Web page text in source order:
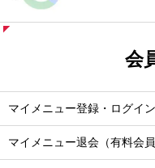
会
マイメニュー登録・ログイン
マイメニュー退会（有料会員